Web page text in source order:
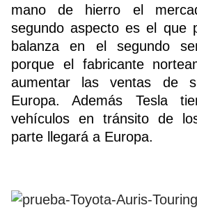
mano de hierro el
segundo aspecto es el que
balanza en el segundo
porque el fabricante
aumentar las ventas de
Europa. Además Tesla
vehículos en tránsito de
parte llegará a Europa.